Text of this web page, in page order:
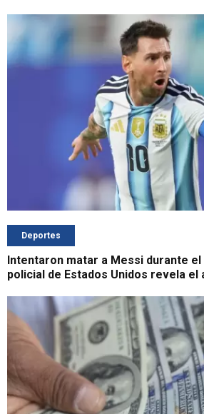
Deportes
Intentaron matar a Messi durante
policial de Estados Unidos revela el